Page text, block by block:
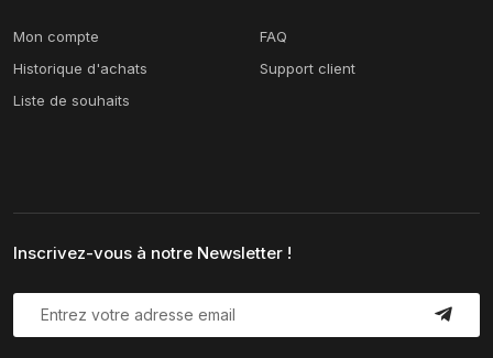
Mon compte
Historique d'achats
Liste de souhaits
FAQ
Support client
Inscrivez-vous à notre Newsletter !